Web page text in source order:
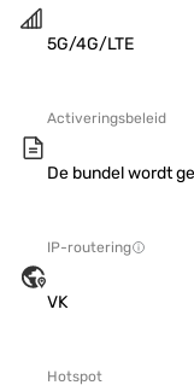
5G/4G/LTE
Activeringsbeleid
De bundel wordt
IP-routering
VK
Hotspot